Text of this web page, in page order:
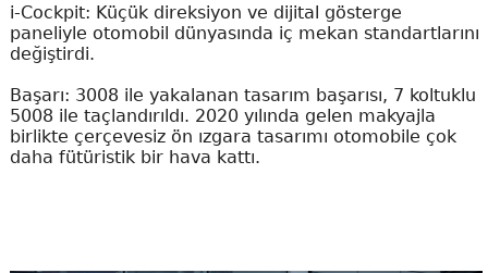
i-Cockpit: Küçük direksiyon ve dijital gösterge
paneliyle otomobil dünyasında iç mekan standartlarını
değiştirdi.
Başarı: 3008 ile yakalanan tasarım başarısı, 7 koltuklu
5008 ile taçlandırıldı. 2020 yılında gelen makyajla
birlikte çerçevesiz ön ızgara tasarımı otomobile çok
daha fütüristik bir hava kattı.